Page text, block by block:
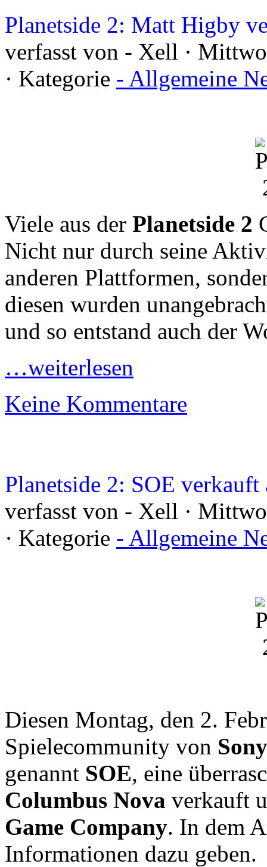
Planetside 2: Matt Higby
verfasst von - Xell ·
· Kategorie - Allgemeine
Viele aus der Planetside 2
Nicht nur durch seine
anderen Plattformen,
diesen wurden
und so entstand auch der
…weiterlesen
Keine Kommentare
Planetside 2: SOE
verfasst von - Xell ·
· Kategorie - Allgemeine
Diesen Montag, den 2.
Spielecommunity von
genannt SOE, eine
Columbus Nova verkauft
Game Company. In dem
Informationen dazu geben.